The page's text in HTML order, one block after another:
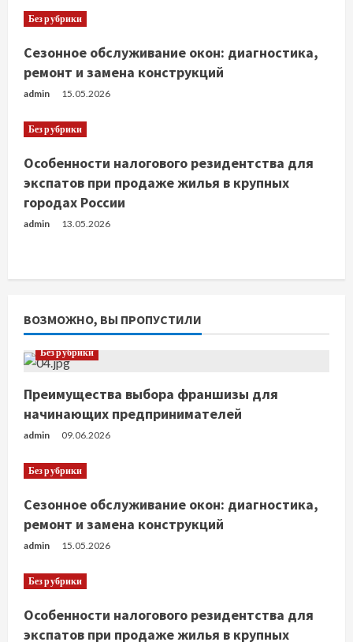
и
е
Без рубрики
Сезонное обслуживание окон: диагностика,
ремонт и замена конструкций
admin 15.05.2026
Без рубрики
Особенности налогового резидентства для
экспатов при продаже жилья в крупных
городах России
admin 13.05.2026
ВОЗМОЖНО, ВЫ ПРОПУСТИЛИ
Без рубрики
Преимущества выбора франшизы для
начинающих предпринимателей
admin 09.06.2026
Без рубрики
Сезонное обслуживание окон: диагностика,
ремонт и замена конструкций
admin 15.05.2026
Без рубрики
Особенности налогового резидентства для
экспатов при продаже жилья в крупных